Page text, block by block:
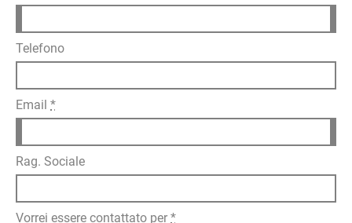
Telefono
Email *
Rag. Sociale
Vorrei essere contattato per *